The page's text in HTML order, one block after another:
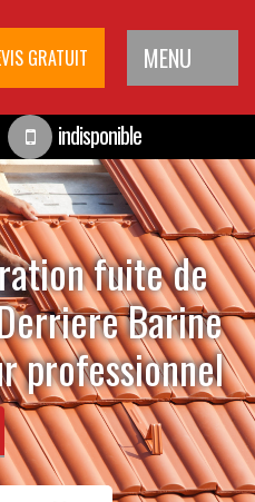
GRATUIT MENU
indisponible
fuite de
Barine
professionnel